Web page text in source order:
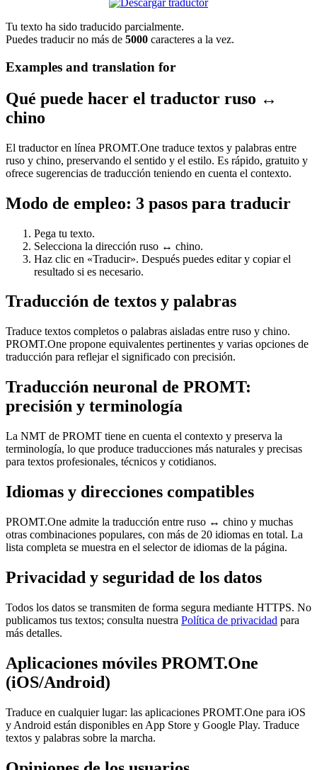
Tu texto ha sido traducido parcialmente.
Puedes traducir no más de 5000 caracteres a la vez.
Examples and translation for
Qué puede hacer el traductor ruso ↔
chino
El traductor en línea PROMT.One traduce textos y palabras entre
ruso y chino, preservando el sentido y el estilo. Es rápido, gratuito y
ofrece sugerencias de traducción teniendo en cuenta el contexto.
Modo de empleo: 3 pasos para traducir
Pega tu texto.
Selecciona la dirección ruso ↔ chino.
Haz clic en «Traducir». Después puedes editar y copiar el
resultado si es necesario.
Traducción de textos y palabras
Traduce textos completos o palabras aisladas entre ruso y chino.
PROMT.One propone equivalentes pertinentes y varias opciones de
traducción para reflejar el significado con precisión.
Traducción neuronal de PROMT:
precisión y terminología
La NMT de PROMT tiene en cuenta el contexto y preserva la
terminología, lo que produce traducciones más naturales y precisas
para textos profesionales, técnicos y cotidianos.
Idiomas y direcciones compatibles
PROMT.One admite la traducción entre ruso ↔ chino y muchas
otras combinaciones populares, con más de 20 idiomas en total. La
lista completa se muestra en el selector de idiomas de la página.
Privacidad y seguridad de los datos
Todos los datos se transmiten de forma segura mediante HTTPS. No
publicamos tus textos; consulta nuestra Política de privacidad para
más detalles.
Aplicaciones móviles PROMT.One
(iOS/Android)
Traduce en cualquier lugar: las aplicaciones PROMT.One para iOS
y Android están disponibles en App Store y Google Play. Traduce
textos y palabras sobre la marcha.